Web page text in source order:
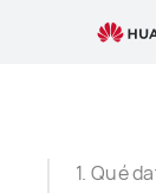
1. Qué